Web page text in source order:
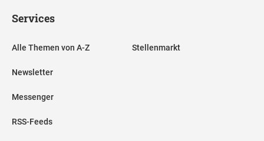
Services
Alle Themen von A-Z
Newsletter
Messenger
RSS-Feeds
Stellenmarkt